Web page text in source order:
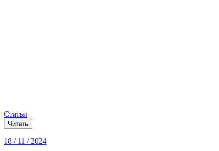
Статьи
Читать
18 / 11 / 2024